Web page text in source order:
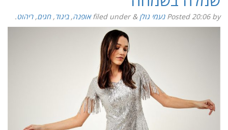
Posted20:06by נעמי גולן &
filed under אופנה,ביגוד,חגים,ריהוט.